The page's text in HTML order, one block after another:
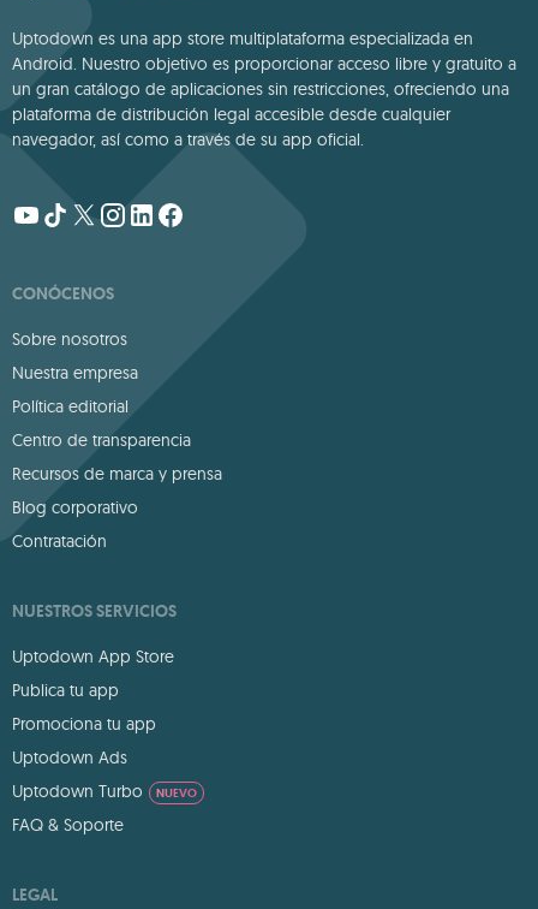
Uptodown es una app store multiplataforma especializada en
Android. Nuestro objetivo es proporcionar acceso libre y gratuito a
un gran catálogo de aplicaciones sin restricciones, ofreciendo una
plataforma de distribución legal accesible desde cualquier
navegador, así como a través de su app oficial.
CONÓCENOS
Sobre nosotros
Nuestra empresa
Política editorial
Centro de transparencia
Recursos de marca y prensa
Blog corporativo
Contratación
NUESTROS SERVICIOS
Uptodown App Store
Publica tu app
Promociona tu app
Uptodown Ads
Uptodown Turbo
NUEVO
FAQ & Soporte
LEGAL